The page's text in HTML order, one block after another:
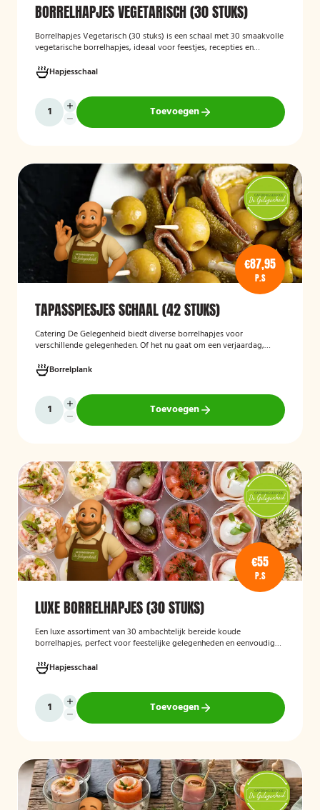
BORRELHAPJES VEGETARISCH (30 STUKS)
Borrelhapjes Vegetarisch (30 stuks) is een schaal met 30 smaakvolle
vegetarische borrelhapjes, ideaal voor feestjes, recepties en
selectie die geschikt is voor vegetariërs, zodat gasten kunnen
genieten van een feestelijke en veelzijdige borrelervaring.
Hapjesschaal
Toevoegen
€87,95
P.S
TAPASSPIESJES SCHAAL (42 STUKS)
Catering De Gelegenheid biedt diverse borrelhapjes voor
verschillende gelegenheden. Of het nu gaat om een verjaardag,
Hieronder ziet u een selectie uit ons aanbod. De tapasspiesjesschaal
is geschikt voor maximaal 6 personen.
Borrelplank
Toevoegen
€55
P.S
LUXE BORRELHAPJES (30 STUKS)
Een luxe assortiment van 30 ambachtelijk bereide koude
borrelhapjes, perfect voor feestelijke gelegenheden en eenvoudig
Hapjesschaal
Toevoegen